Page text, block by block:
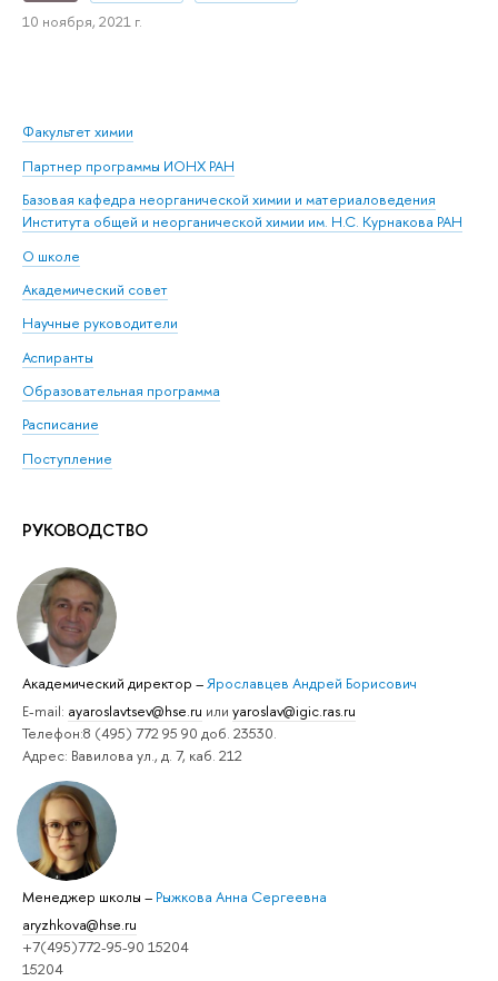
Факультет химии
Партнер программы ИОНХ РАН
Базовая кафедра неорганической химии и материаловедения
Института общей и неорганической химии им. Н.С. Курнакова РАН
О школе
Академический совет
Научные руководители
Аспиранты
Образовательная программа
Расписание
Поступление
РУКОВОДСТВО
Академический директор –Ярославцев Андрей Борисович
E-mail: ayaroslavtsev@hse.ru или yaroslav@igic.ras.ru
Телефон:8 (495) 772 95 90 доб. 23530.
Адрес: Вавилова ул., д. 7, каб. 212
Менеджер школы – Рыжкова Анна Сергеевна
aryzhkova@hse.ru
+7(495)772-95-90 15204
15204
10 ноября, 2021 г.